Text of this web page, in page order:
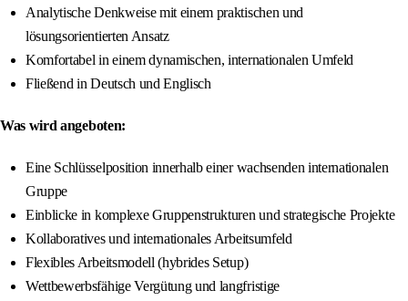
Analytische Denkweise mit einem praktischen und
lösungsorientierten Ansatz
Komfortabel in einem dynamischen, internationalen Umfeld
Fließend in Deutsch und Englisch
Was wird angeboten:
Eine Schlüsselposition innerhalb einer wachsenden internationalen
Gruppe
Einblicke in komplexe Gruppenstrukturen und strategische Projekte
Kollaboratives und internationales Arbeitsumfeld
Flexibles Arbeitsmodell (hybrides Setup)
Wettbewerbsfähige Vergütung und langfristige